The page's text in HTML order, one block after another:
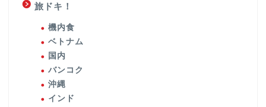
旅ドキ！
機内食
ベトナム
国内
バンコク
沖縄
インド